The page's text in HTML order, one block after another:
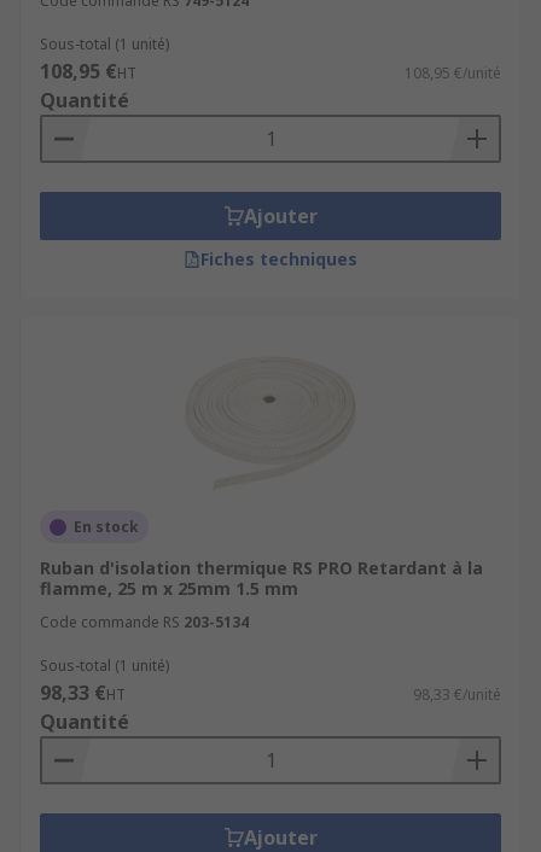
mm) pour répondre à tous les besoins industriels
ou domestiques.
Sous-total (1 unité)
108,95 €HT 108,95 €/unité
Quantité
Ajouter
Fiches techniques
En stock
Ruban d'isolation thermique RS PRO Retardant à la
flamme, 25 m x 25mm 1.5 mm
Code commande RS 203-5134
Sous-total (1 unité)
98,33 €HT 98,33 €/unité
Quantité
Ajouter